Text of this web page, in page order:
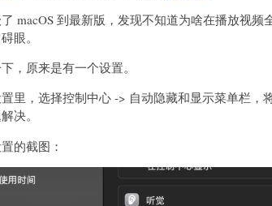
macOS 到最新版，发现不知道为啥在播放视
眼。
，原来是有一个设置。
里，选择控制中心 -> 自动隐藏和显示菜单栏，
决。
的截图：